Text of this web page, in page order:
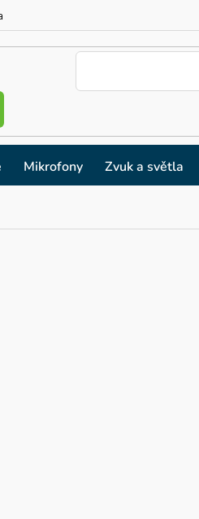
Mikrofony Zvuk a světla